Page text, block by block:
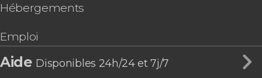
Hébergements
Emploi
Aide Disponibles 24h/24 et 7j/7